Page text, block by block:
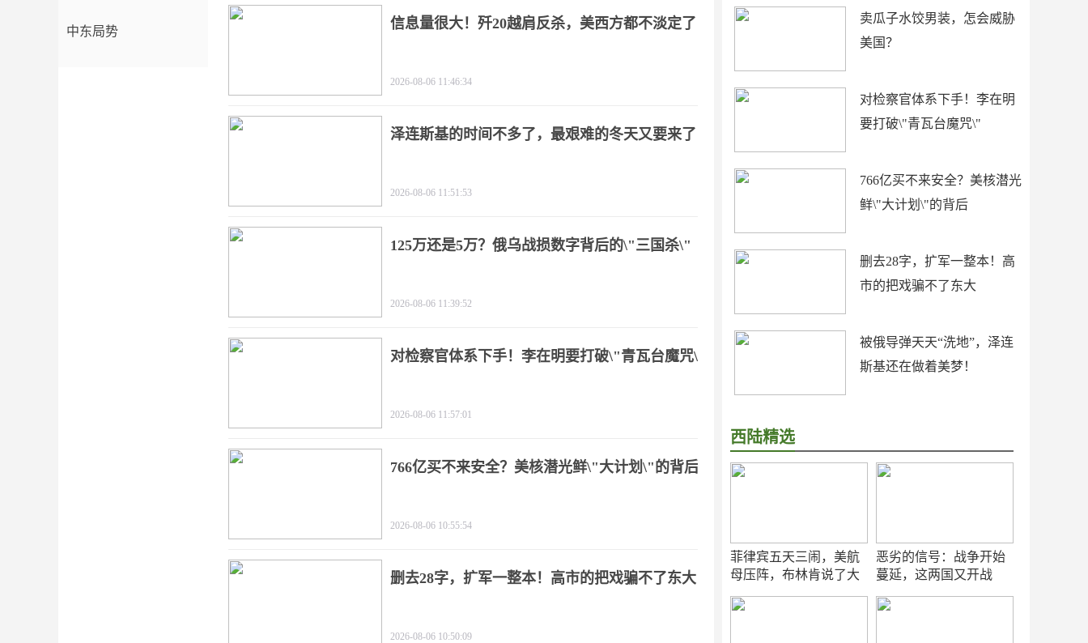
卖瓜子水饺男装，怎会威胁
美国？
对检察官体系下手！李在明
要打破\"青瓦台魔咒\"
766亿买不来安全？美核潜光
鲜\"大计划\"的背后
删去28字，扩军一整本！高
市的把戏骗不了东大
被俄导弹天天“洗地”，泽连
斯基还在做着美梦！
西陆精选
菲律宾五天三闹，美航
母压阵，布林肯说了大
恶劣的信号：战争开始
蔓延，这两国又开战
中东局势 信息量很大！歼20越肩反杀，美西方都不淡定了
2026-08-06 11:46:34
泽连斯基的时间不多了，最艰难的冬天又要来了
2026-08-06 11:51:53
125万还是5万？俄乌战损数字背后的\"三国杀\"
2026-08-06 11:39:52
对检察官体系下手！李在明要打破\"青瓦台魔咒\"
2026-08-06 11:57:01
766亿买不来安全？美核潜光鲜\"大计划\"的背后
2026-08-06 10:55:54
删去28字，扩军一整本！高市的把戏骗不了东大
2026-08-06 10:50:09